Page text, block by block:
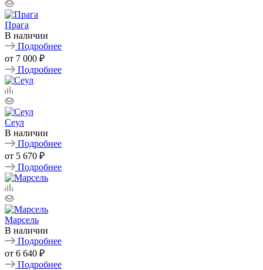
Прага
В наличии
Подробнее
от 7 000 ₽
Подробнее
Сеул
В наличии
Подробнее
от 5 670 ₽
Подробнее
Марсель
В наличии
Подробнее
от 6 640 ₽
Подробнее